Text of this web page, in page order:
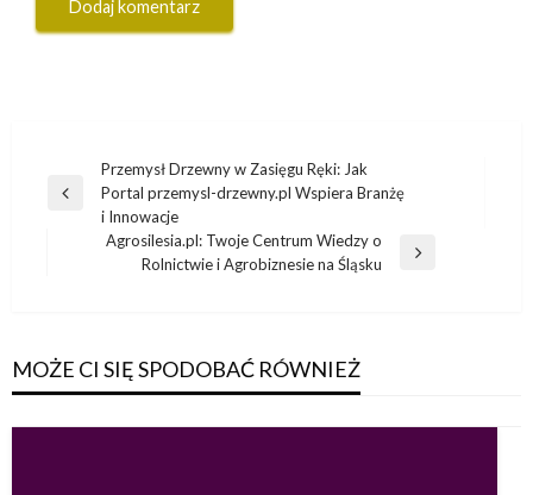
Nawigacja
wpisu
Poprzedni
Przemysł Drzewny w Zasięgu Ręki: Jak
Portal przemysl-drzewny.pl Wspiera Branżę
i Innowacje
Agrosilesia.pl: Twoje Centrum Wiedzy o
Rolnictwie i Agrobiznesie na Śląsku
MOŻE CI SIĘ SPODOBAĆ RÓWNIEŻ